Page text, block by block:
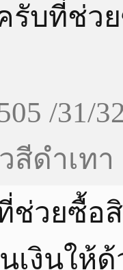
บที่ช่ว
/31/
สีดำเทา
วยซื้อ
เงินให้